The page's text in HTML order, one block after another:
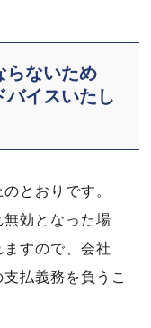
らないため
バイスいたし
とおりです。
効となった場
すので、会社
払義務を負うこ